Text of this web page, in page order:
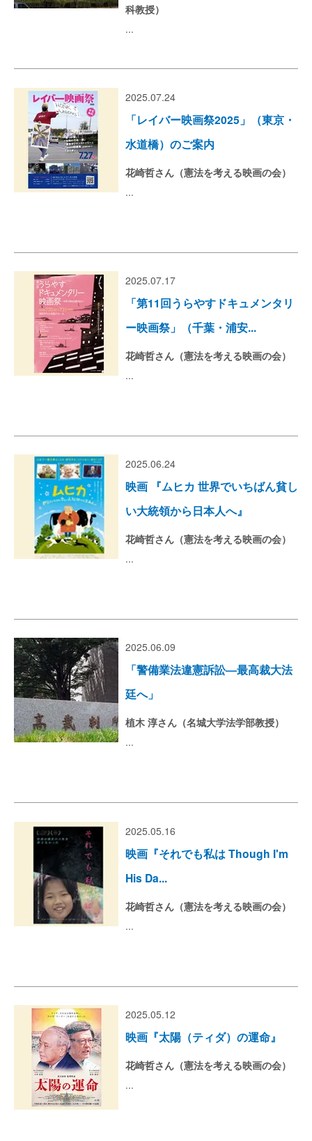
科教授）
...
2025.07.24
「レイバー映画祭2025」（東京・
水道橋）のご案内
花崎哲さん（憲法を考える映画の会）
...
2025.07.17
「第11回うらやすドキュメンタリ
ー映画祭」（千葉・浦安...
花崎哲さん（憲法を考える映画の会）
...
2025.06.24
映画 『ムヒカ 世界でいちばん貧し
い大統領から日本人へ』
花崎哲さん（憲法を考える映画の会）
...
2025.06.09
「警備業法違憲訴訟―最高裁大法
廷へ」
植木 淳さん（名城大学法学部教授）
...
2025.05.16
映画『それでも私は Though I'm
His Da...
花崎哲さん（憲法を考える映画の会）
...
2025.05.12
映画『太陽（ティダ）の運命』
花崎哲さん（憲法を考える映画の会）
...